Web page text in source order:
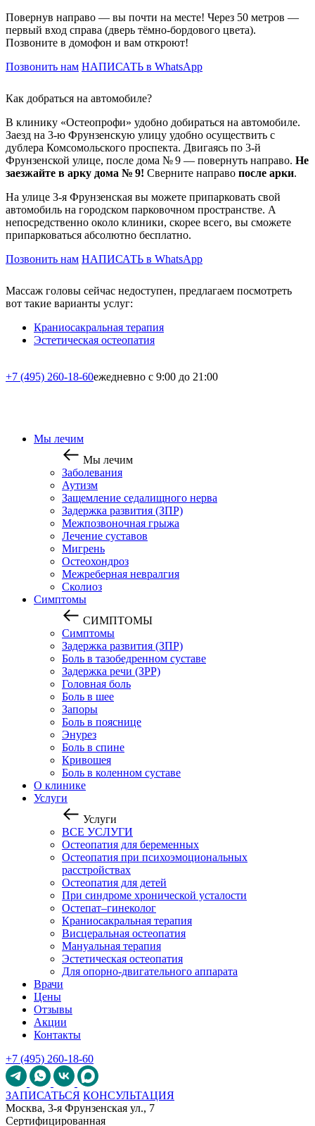
Повернув направо — вы почти на месте! Через 50 метров —
первый вход справа (дверь тёмно-бордового цвета).
Позвоните в домофон и вам откроют!
Позвонить нам НАПИСАТЬ в WhatsApp
Как добраться на автомобиле?
В клинику «Остеопрофи» удобно добираться на автомобиле.
Заезд на 3-ю Фрунзенскую улицу удобно осуществить с
дублера Комсомольского проспекта. Двигаясь по 3-й
Фрунзенской улице, после дома № 9 — повернуть направо. Не
заезжайте в арку дома № 9! Сверните направо после арки.
На улице 3-я Фрунзенская вы можете припарковать свой
автомобиль на городском парковочном пространстве. А
непосредственно около клиники, скорее всего, вы сможете
припарковаться абсолютно бесплатно.
Позвонить нам НАПИСАТЬ в WhatsApp
Массаж головы сейчас недоступен, предлагаем посмотреть
вот такие варианты услуг:
Краниосакральная терапия
Эстетическая остеопатия
+7 (495) 260-18-60ежедневно с 9:00 до 21:00
Мы лечим
Мы лечим
Заболевания
Аутизм
Защемление седалищного нерва
Задержка развития (ЗПР)
Межпозвоночная грыжа
Лечение суставов
Мигрень
Остеохондроз
Межреберная невралгия
Сколиоз
Симптомы
СИМПТОМЫ
Симптомы
Задержка развития (ЗПР)
Боль в тазобедренном суставе
Задержка речи (ЗРР)
Головная боль
Боль в шее
Запоры
Боль в пояснице
Энурез
Боль в спине
Кривошея
Боль в коленном суставе
О клинике
Услуги
Услуги
ВСЕ УСЛУГИ
Остеопатия для беременных
Остеопатия при психоэмоциональных
расстройствах
Остеопатия для детей
При синдроме хронической усталости
Остепат–гинеколог
Краниосакральная терапия
Висцеральная остеопатия
Мануальная терапия
Эстетическая остеопатия
Для опорно-двигательного аппарата
Врачи
Цены
Отзывы
Акции
Контакты
+7 (495) 260-18-60
ЗАПИСАТЬСЯ КОНСУЛЬТАЦИЯ
Москва, 3-я Фрунзенская ул., 7
Сертифицированная